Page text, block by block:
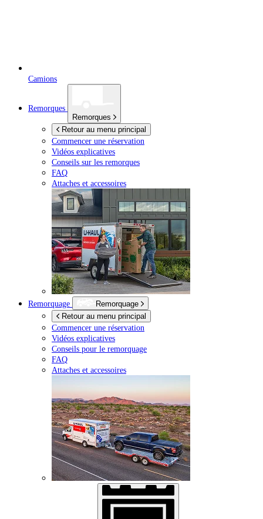
Camions
Remorques
Remorques
Retour au menu principal
Commencer une réservation
Vidéos explicatives
Conseils sur les remorques
FAQ
Attaches et accessoires
Remorquage
Remorquage
Retour au menu principal
Commencer une réservation
Vidéos explicatives
Conseils pour le remorquage
FAQ
Attaches et accessoires